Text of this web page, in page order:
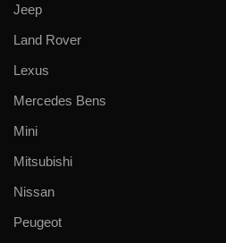
Jeep
Land Rover
Lexus
Mercedes Bens
Mini
Mitsubishi
Nissan
Peugeot